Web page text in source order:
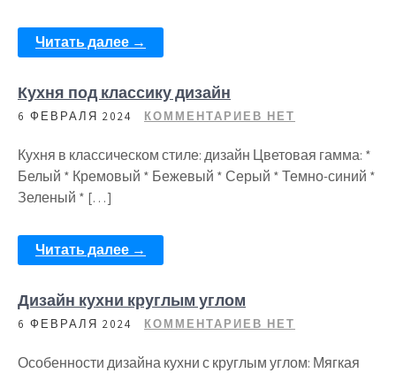
Читать далее →
Кухня под классику дизайн
6 ФЕВРАЛЯ 2024 КОММЕНТАРИЕВ НЕТ
Кухня в классическом стиле: дизайн Цветовая гамма: *
Белый * Кремовый * Бежевый * Серый * Темно-синий *
Зеленый * […]
Читать далее →
Дизайн кухни круглым углом
6 ФЕВРАЛЯ 2024 КОММЕНТАРИЕВ НЕТ
Особенности дизайна кухни с круглым углом: Мягкая